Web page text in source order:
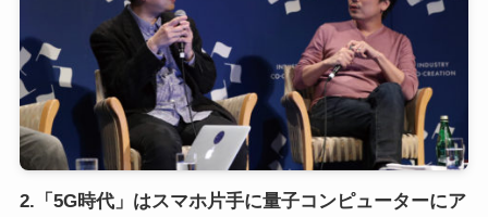
2.「5G時代」はスマホ片手に量子コンピューターにア